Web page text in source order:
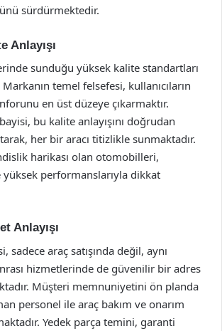
sürdürmektedir.
Anlayışı
sunduğu yüksek kalite standartları
temel felsefesi, kullanıcıların
en üst düzeye çıkarmaktır.
bu kalite anlayışını doğrudan
her bir aracı titizlikle sunmaktadır.
harikası olan otomobilleri,
yüksek performanslarıyla dikkat
Anlayışı
sadece araç satışında değil, aynı
hizmetlerinde de güvenilir bir adres
Müşteri memnuniyetini ön planda
personel ile araç bakım ve onarım
Yedek parça temini, garanti